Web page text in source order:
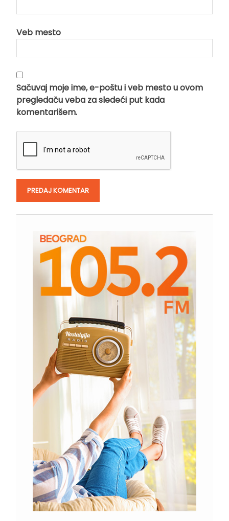
Veb mesto
Sačuvaj moje ime, e-poštu i veb mesto u ovom
pregledaču veba za sledeći put kada
komentarišem.